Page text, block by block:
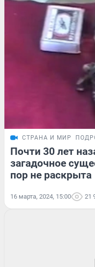
СТРАНА И МИР
Почти 30 лет
загадочное
пор не раскрыта
16 марта, 2024, 15:00 21